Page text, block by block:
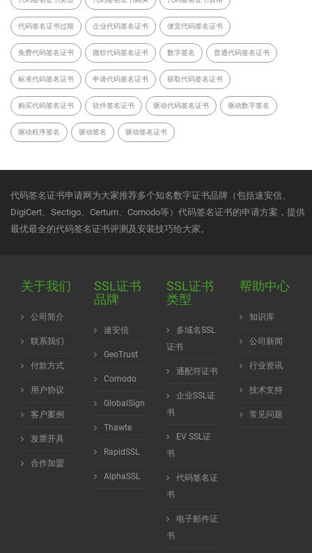
代码签名证书过期 企业代码签名证书 便宜代码签名证书
免费代码签名证书 微软代码签名证书 数字签名 普通代码签名证书
标准代码签名证书 申请代码签名证书 获取代码签名证书
购买代码签名证书 软件签名证书 驱动代码签名证书 驱动数字签名
驱动程序签名 驱动签名 驱动签名证书
代码签名证书申请网为大家推荐多个知名数字证书品牌（包括速安信、
DigiCert、Sectigo、Certum、Comodo等）代码签名证书的申请方案，提供
最优最全的代码签名证书评测及安装技巧给大家。
关于我们
公司简介
联系我们
付款方式
用户协议
客户案例
发票开具
合作加盟
SSL证书
品牌
速安信
GeoTrust
Comodo
GlobalSign
Thawte
RapidSSL
AlphaSSL
SSL证书
类型
多域名SSL
证书
通配符证书
企业SSL证
书
EV SSL证
书
代码签名证
书
电子邮件证
书
帮助中心
知识库
公司新闻
行业资讯
技术支持
常见问题